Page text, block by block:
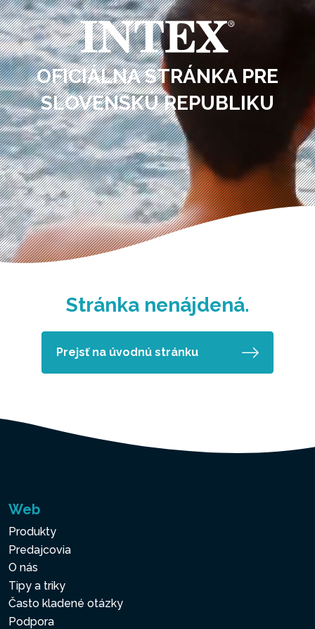
OFICIÁLNA STRÁNKA PRE
SLOVENSKÚ REPUBLIKU
Stránka nenájdená.
Prejsť na úvodnú stránku
Web
Produkty
Predajcovia
O nás
Tipy a triky
Často kladené otázky
Podpora